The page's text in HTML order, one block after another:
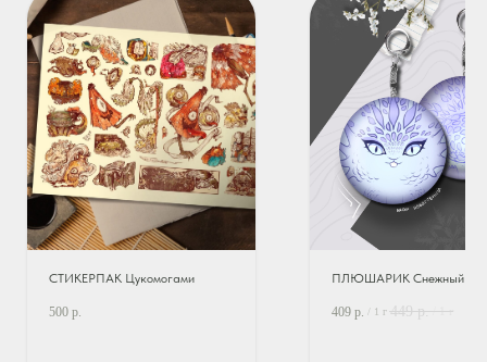
СТИКЕРПАК Цукомогами
500 р.
ПЛЮШАРИК Снежный
409 р. / 1 г 449 р. / 1 г